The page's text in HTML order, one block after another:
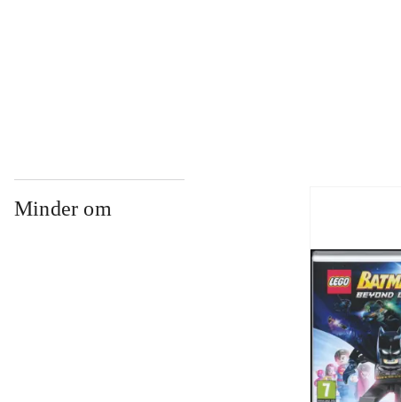
Minder om